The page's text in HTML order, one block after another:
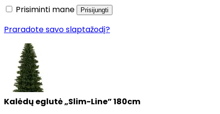
Prisiminti mane
Prisijungti
Praradote savo slaptažodį?
Kalėdų eglutė „Slim-Line” 180cm